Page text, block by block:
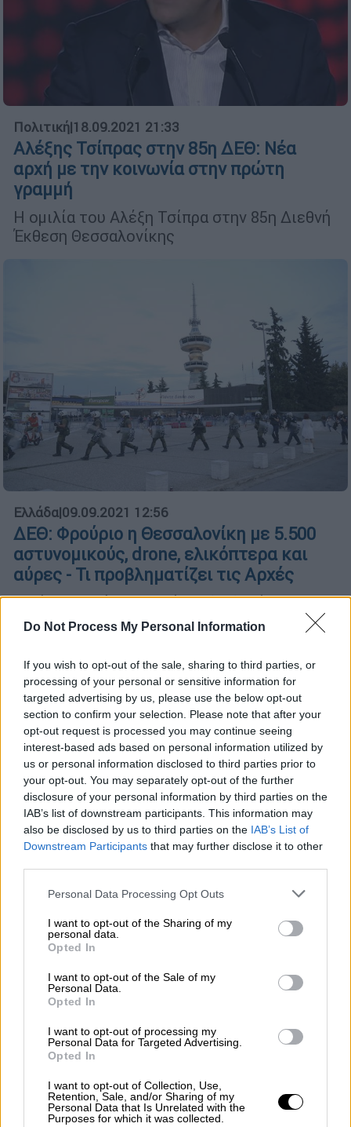
Do Not Process My Personal Information
If you wish to opt-out of the sale, sharing to third parties, or
processing of your personal or sensitive information for
targeted advertising by us, please use the below opt-out
section to confirm your selection. Please note that after your
opt-out request is processed you may continue seeing
interest-based ads based on personal information utilized by
us or personal information disclosed to third parties prior to
your opt-out. You may separately opt-out of the further
disclosure of your personal information by third parties on the
IAB’s list of downstream participants. This information may
also be disclosed by us to third parties on the IAB’s List of
Downstream Participants that may further disclose it to other
Please note that this website/app uses one or more Google
not limited to your visit or usage behaviour. You may click to
grant or deny consent to Google and its third-party tags to
use your data for below specified purposes in below Google
consent section.
Personal Data Processing Opt Outs
I want to opt-out of the Sharing of my
personal data.
Opted In
I want to opt-out of the Sale of my
Personal Data.
Opted In
I want to opt-out of processing my
Personal Data for Targeted Advertising.
Opted In
I want to opt-out of Collection, Use,
Retention, Sale, and/or Sharing of my
Personal Data that Is Unrelated with the
Purposes for which it was collected.
Πολιτική|18.09.2021 21:33
Αλέξης Τσίπρας στην 85η ΔΕΘ: Νέα
αρχή με την κοινωνία στην πρώτη
γραμμή
Η ομιλία του Αλέξη Τσίπρα στην 85η Διεθνή
Έκθεση Θεσσαλονίκης
Ελλάδα|09.09.2021 12:56
ΔΕΘ: Φρούριο η Θεσσαλονίκη με 5.500
αστυνομικούς, drone, ελικόπτερα και
αύρες - Τι προβληματίζει τις Αρχές
Ξεκίνησε από την Τετάρτη (8.9) η άφιξη των
πρώτων αστυνομικών δυνάμεων από την
επαρχία για τη φύλαξη της ΔΕΘ. Σε κλοιό
διαδηλώσεων θα βρεθεί το Σάββατο η
Θεσσαλονίκη
Ελλάδα|12.11.2020 09:13
Θεσσαλονίκη: Το Βελλίδειο
μετατρέπεται σε κέντρο νοσηλείας
ασθενών Covid-19
Το Βελλίδειο είναι stand by για να
υποδεχθεί περιστατικά covid-19 εφόσον
του Open TV - Το πλάνο της κυβέρνησης